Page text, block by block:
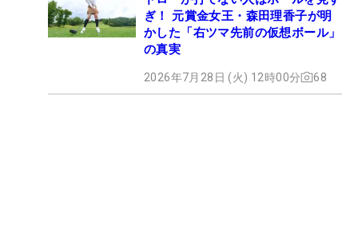
ぎ！ 元賞金女王・森田理香子が明
かした「右ツマ先前の仮想ボール」
の真実
2026年7月28日 (火) 12時00分 68